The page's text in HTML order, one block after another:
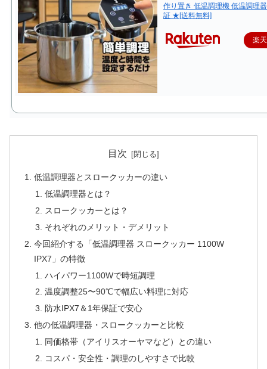
作り置き 低温調理機 低温調理
証 ★[送料無料]
楽
目次
低温調理器とスロークッカーの違い
低温調理器とは？
スロークッカーとは？
それぞれのメリット・デメリット
今回紹介する「低温調理器 スロークッカー 1100W
IPX7」の特徴
ハイパワー1100Wで時短調理
温度調整25〜90℃で幅広い料理に対応
防水IPX7＆1年保証で安心
他の低温調理器・スロークッカーと比較
同価格帯（アイリスオーヤマなど）との違い
コスパ・安全性・調理のしやすさで比較